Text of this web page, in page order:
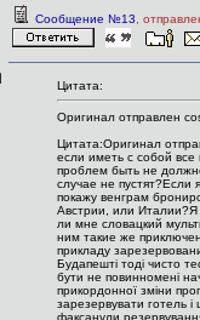
Сообщение №13 ,
Цитата:
Оригинал отправлен
Цитата:Оригинал
если иметь с собой все
проблем быть не
случае не пустят?Если
покажу венграм
Австрии, или
ли мне словацкий
ним такие же
прикладу
Будапешті тоді чисто
бути не повинномені
прикордонної зміни
зарезервувати готель
факсанули